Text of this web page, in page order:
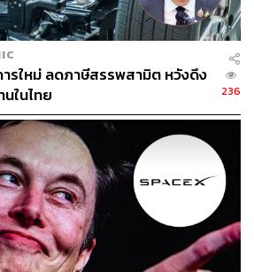
ะประธานที่ปรึกษาด้านยานยนต์ The
ข่งขันในระดับ Luxury Car ครั้งใหม่นี้
ากสำหรับ Tesla เพราะผู้บริโภคระ
กำลังเปลี่ยนไปแล้ว
รนด์ที่จะทำได้ดีก็คือ Porsche
EQS” เขากล่าวพร้อมอ้างถึงบท
บริษัท “ไม่มีช่องว่างให้ Tesla แล้วใน
Tesla ที่ใช้ช่องว่างดังกล่าวเพื่อเป็น
หรับรถยนต์ EV ที่เปลี่ยนแปลงภาพ
ารใหม่ ลดภาษีสรรพสามิต หวังดึง
ในไทย
236